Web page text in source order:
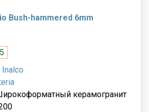
Bush-hammered 6mm
Inalco
керамогранит